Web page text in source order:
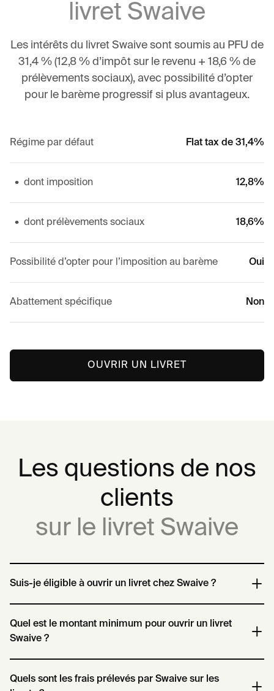
livret Swaive
Les intérêts du livret Swaive sont soumis au PFU de
31,4 % (12,8 % d’impôt sur le revenu + 18,6 % de
prélèvements sociaux), avec possibilité d’opter
pour le barème progressif si plus avantageux.
Régime par défaut Flat tax de 31,4%
• dont imposition 12,8%
• dont prélèvements sociaux 18,6%
Possibilité d’opter pour l’imposition au barème Oui
Abattement spécifique Non
OUVRIR UN LIVRET
Les questions de nos
clients
sur le livret Swaive
Suis-je éligible à ouvrir un livret chez Swaive ?
Pour ouvrir un livret chez Swaive en tant que particulier, vous
devez remplir les conditions suivantes :
Être majeur (18 ans ou plus)
Avoir votre résidence fiscale en France (et ne pas avoir d’autre
résidence fiscale hors de France).
Quel est le montant minimum pour ouvrir un livret
Swaive ?
Pour ouvrir un livret Swaive en tant que particulier, un versement
initial de 1 000 € est requis. Par la suite, vous pouvez effectuer des
Quels sont les frais prélevés par Swaive sur les